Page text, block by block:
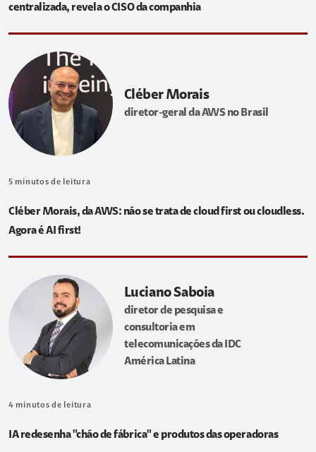
centralizada, revela o CISO da companhia
Cléber Morais
diretor-geral da AWS no Brasil
5 minutos de leitura
Cléber Morais, da AWS: não se trata de cloud first ou cloudless.
Agora é AI first!
Luciano Saboia
diretor de pesquisa e
consultoria em
telecomunicações da IDC
América Latina
4 minutos de leitura
IA redesenha "chão de fábrica" e produtos das operadoras